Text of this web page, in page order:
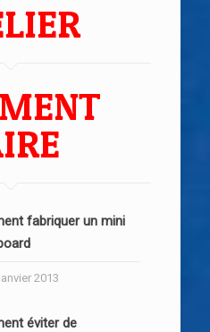
fabriquer un mini
2013
éviter de